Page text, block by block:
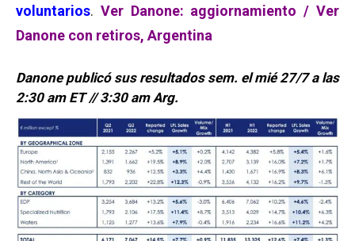
voluntarios. Ver Danone: aggiornamiento / Ver
Danone con retiros, Argentina
Danone publicó sus resultados sem. el mié 27/7 a las
2:30 am ET // 3:30 am Arg.